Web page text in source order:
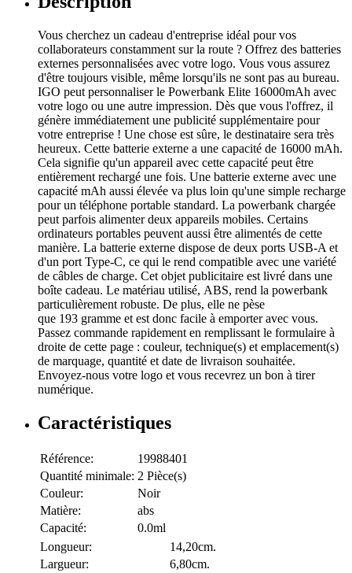
Vous cherchez un cadeau d'entreprise idéal pour vos
collaborateurs constamment sur la route ? Offrez des batteries
externes personnalisées avec votre logo. Vous vous assurez
d'être toujours visible, même lorsqu'ils ne sont pas au bureau.
IGO peut personnaliser le Powerbank Elite 16000mAh avec
votre logo ou une autre impression. Dès que vous l'offrez, il
génère immédiatement une publicité supplémentaire pour
votre entreprise ! Une chose est sûre, le destinataire sera très
heureux. Cette batterie externe a une capacité de 16000 mAh.
Cela signifie qu'un appareil avec cette capacité peut être
entièrement rechargé une fois. Une batterie externe avec une
capacité mAh aussi élevée va plus loin qu'une simple recharge
pour un téléphone portable standard. La powerbank chargée
peut parfois alimenter deux appareils mobiles. Certains
ordinateurs portables peuvent aussi être alimentés de cette
manière. La batterie externe dispose de deux ports USB-A et
d'un port Type-C, ce qui le rend compatible avec une variété
de câbles de charge. Cet objet publicitaire est livré dans une
boîte cadeau. Le matériau utilisé, ABS, rend la powerbank
particulièrement robuste. De plus, elle ne pèse
que 193 gramme et est donc facile à emporter avec vous.
Passez commande rapidement en remplissant le formulaire à
droite de cette page : couleur, technique(s) et emplacement(s)
de marquage, quantité et date de livraison souhaitée.
Envoyez-nous votre logo et vous recevrez un bon à tirer
numérique.
Caractéristiques
Référence:
19988401
Quantité minimale: 2 Pièce(s)
Couleur:
Noir
Matière:
abs
Capacité:
0.0ml
Longueur:
14,20cm.
Largueur:
6,80cm.